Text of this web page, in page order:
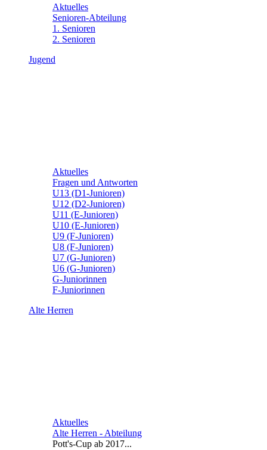
Aktuelles
Senioren-Abteilung
1. Senioren
2. Senioren
Jugend
Aktuelles
Fragen und Antworten
U13 (D1-Junioren)
U12 (D2-Junioren)
U11 (E-Junioren)
U10 (E-Junioren)
U9 (F-Junioren)
U8 (F-Junioren)
U7 (G-Junioren)
U6 (G-Junioren)
G-Juniorinnen
F-Juniorinnen
Alte Herren
Aktuelles
Alte Herren - Abteilung
Pott's-Cup ab 2017...